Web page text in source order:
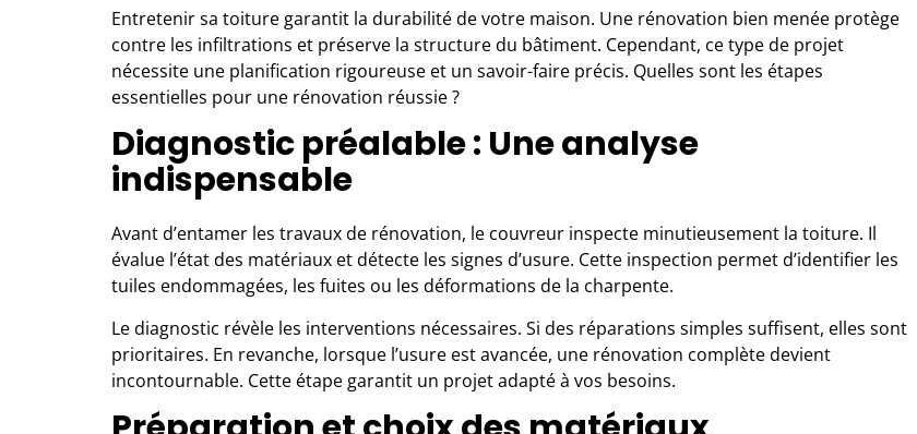
Entretenir sa toiture garantit la durabilité de votre maison. Une rénovation bien menée protège
contre les infiltrations et préserve la structure du bâtiment. Cependant, ce type de projet
nécessite une planification rigoureuse et un savoir-faire précis. Quelles sont les étapes
essentielles pour une rénovation réussie ?
Diagnostic préalable : Une analyse
indispensable
Avant d’entamer les travaux de rénovation, le couvreur inspecte minutieusement la toiture. Il
évalue l’état des matériaux et détecte les signes d’usure. Cette inspection permet d’identifier les
tuiles endommagées, les fuites ou les déformations de la charpente.
Le diagnostic révèle les interventions nécessaires. Si des réparations simples suffisent, elles sont
prioritaires. En revanche, lorsque l’usure est avancée, une rénovation complète devient
incontournable. Cette étape garantit un projet adapté à vos besoins.